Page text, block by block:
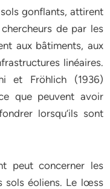
gonflants, attirent
de par les
aux bâtiments, aux
linéaires.
et Fröhlich (1936)
que peuvent avoir
lorsqu’ils sont
peut concerner les
sols éoliens. Le lœss